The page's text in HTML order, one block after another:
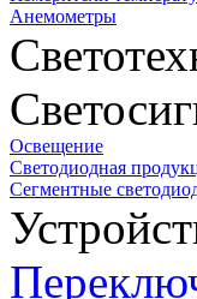
Анемометры
Освещение
Светодиодная
Сегментные